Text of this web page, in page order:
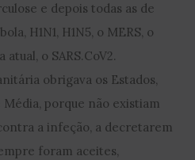
e depois todas as de
H1N1, H1N5, o MERS, o
atual, o SARS.CoV2.
obrigava os Estados,
porque não existiam
a infeção, a decretarem
foram aceites,